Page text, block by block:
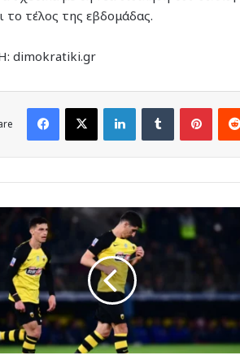
το τέλος της εβδομάδας.
dimokratiki.gr
Facebook
X LinkedInTumblr